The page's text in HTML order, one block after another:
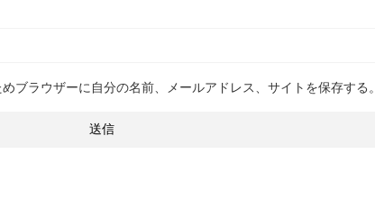
ブラウザーに自分の名前、メールアドレス、サイトを保存する。